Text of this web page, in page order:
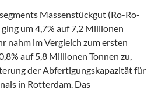
Massenstückgut (Ro-Ro-
um 4,7% auf 7,2 Millionen
nahm im Vergleich zum ersten
auf 5,8 Millionen Tonnen zu,
der Abfertigungskapazität für
in Rotterdam. Das